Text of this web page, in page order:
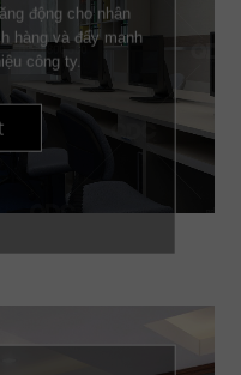
động cho nhân
hàng và đẩy mạnh
công ty.